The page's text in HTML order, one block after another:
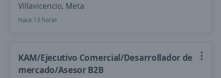
Villavicencio, Meta
Hace 13 horas
KAM/Ejecutivo Comercial/Desarrollador de
mercado/Asesor B2B